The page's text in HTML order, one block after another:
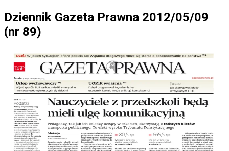
Dziennik Gazeta Prawna 2012/05/09
(nr 89)